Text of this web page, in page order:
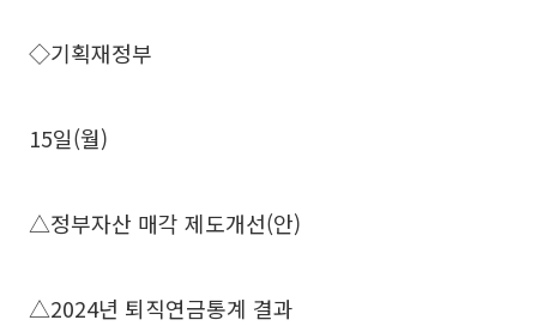
◇기획재정부
15일(월)
△정부자산 매각 제도개선(안)
△2024년 퇴직연금통계 결과